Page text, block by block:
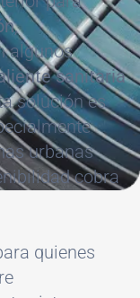
,
algunos
sanitaria
solución es
urbanas
cobra
quienes